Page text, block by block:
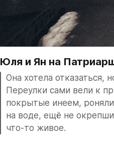
Юля и Ян на
Она хотела отказаться,
Переулки сами вели к
покрытые инеем,
на воде, ещё не
что-то живое.